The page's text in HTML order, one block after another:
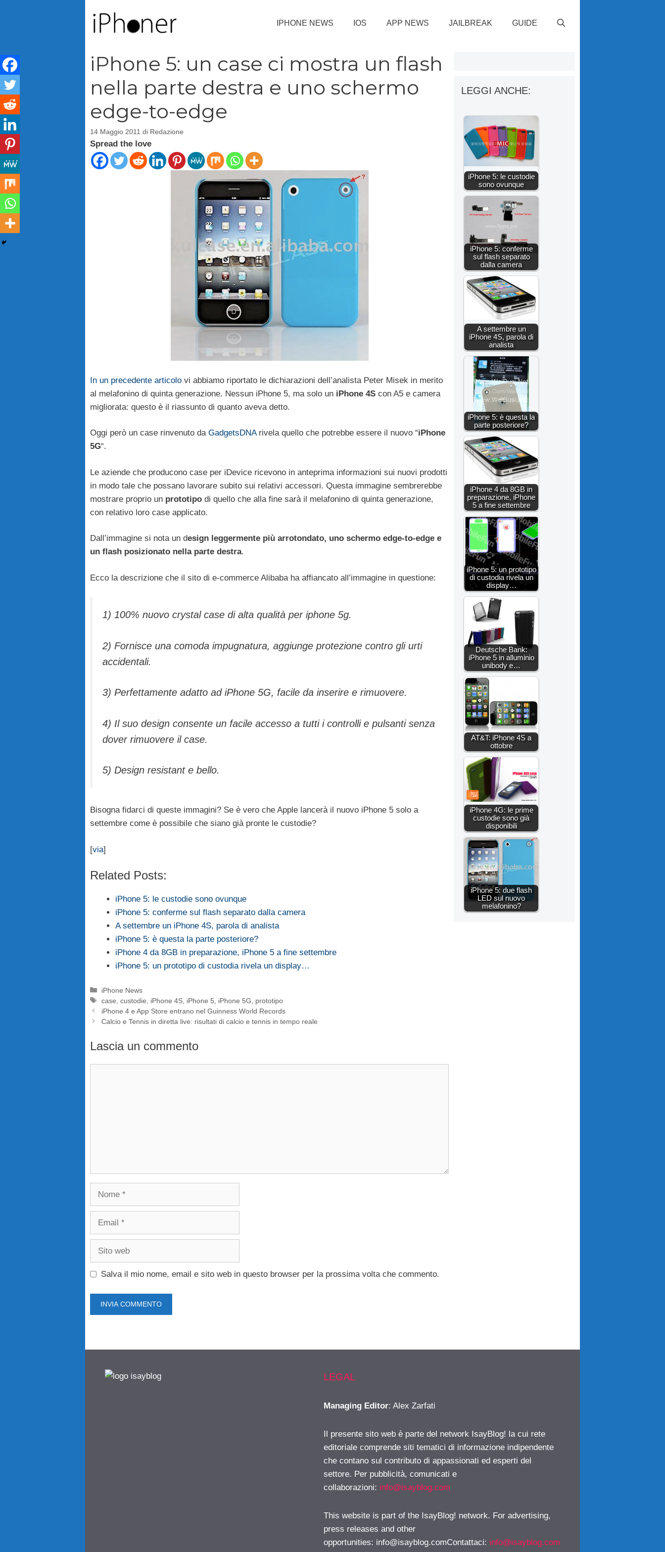
IPHONE NEWS IOS APP NEWS JAILBREAK GUIDE
iPhone 5: un case ci mostra un flash
nella parte destra e uno schermo
edge-to-edge
14 Maggio 2011 di Redazione
Spread the love
In un precedente articolo vi abbiamo riportato le dichiarazioni dell’analista Peter Misek in merito
al melafonino di quinta generazione. Nessun iPhone 5, ma solo un iPhone 4S con A5 e camera
migliorata: questo è il riassunto di quanto aveva detto.
Oggi però un case rinvenuto da GadgetsDNArivela quello che potrebbe essere il nuovo “iPhone
5G“.
Le aziende che producono case per iDevice ricevono in anteprima informazioni sui nuovi prodotti
in modo tale che possano lavorare subito sui relativi accessori. Questa immagine sembrerebbe
mostrare proprio un prototipo di quello che alla fine sarà il melafonino di quinta generazione,
con relativo loro case applicato.
Dall’immagine si nota un design leggermente più arrotondato, uno schermo edge-to-edge e
un flash posizionato nella parte destra.
Ecco la descrizione che il sito di e-commerce Alibaba ha affiancato all’immagine in questione:
1) 100% nuovo crystal case di alta qualità per iphone 5g.
2) Fornisce una comoda impugnatura, aggiunge protezione contro gli urti
accidentali.
3) Perfettamente adatto ad iPhone 5G, facile da inserire e rimuovere.
4) Il suo design consente un facile accesso a tutti i controlli e pulsanti senza
dover rimuovere il case.
5) Design resistant e bello.
Bisogna fidarci di queste immagini? Se è vero che Apple lancerà il nuovo iPhone 5 solo a
settembre come è possibile che siano già pronte le custodie?
[via]
Related Posts:
iPhone 5: le custodie sono ovunque
iPhone 5: conferme sul flash separato dalla camera
A settembre un iPhone 4S, parola di analista
iPhone 5: è questa la parte posteriore?
iPhone 4 da 8GB in preparazione, iPhone 5 a fine settembre
iPhone 5: un prototipo di custodia rivela un display…
Categorie
iPhone News
Tag
case ,custodie iPhone 4S iPhone 5 iPhone 5G
prototipo
iPhone 4 e App Store entrano nel Guinness World Records
Calcio e Tennis in diretta live: risultati di calcio e tennis in tempo reale
Lascia un commento
Nome
Email
Sito
Salva il mio nome, email e sito web in questo browser per la prossima volta che commento.
LEGGI ANCHE:
iPhone 5: le custodie
sono ovunque
iPhone 5: conferme
sul flash separato
dalla camera
A settembre un
iPhone 4S, parola di
analista
iPhone 5: è questa la
parte posteriore?
iPhone 4 da 8GB in
preparazione, iPhone
5 a fine settembre
iPhone 5: un prototipo
di custodia rivela un
display…
Deutsche Bank:
iPhone 5 in alluminio
unibody e…
AT&T: iPhone 4S a
ottobre
iPhone 4G: le prime
custodie sono già
disponibili
iPhone 5: due flash
LED sul nuovo
melafonino?
LEGAL
Managing Editor: Alex Zarfati
Il presente sito web è parte del network IsayBlog! la cui rete
editoriale comprende siti tematici di informazione indipendente
che contano sul contributo di appassionati ed esperti del
settore. Per pubblicità, comunicati e
collaborazioni: info@isayblog.com
This website is part of the IsayBlog! network. For advertising,
press releases and other
opportunities: info@isayblog.comContattaci: info@isayblog.com